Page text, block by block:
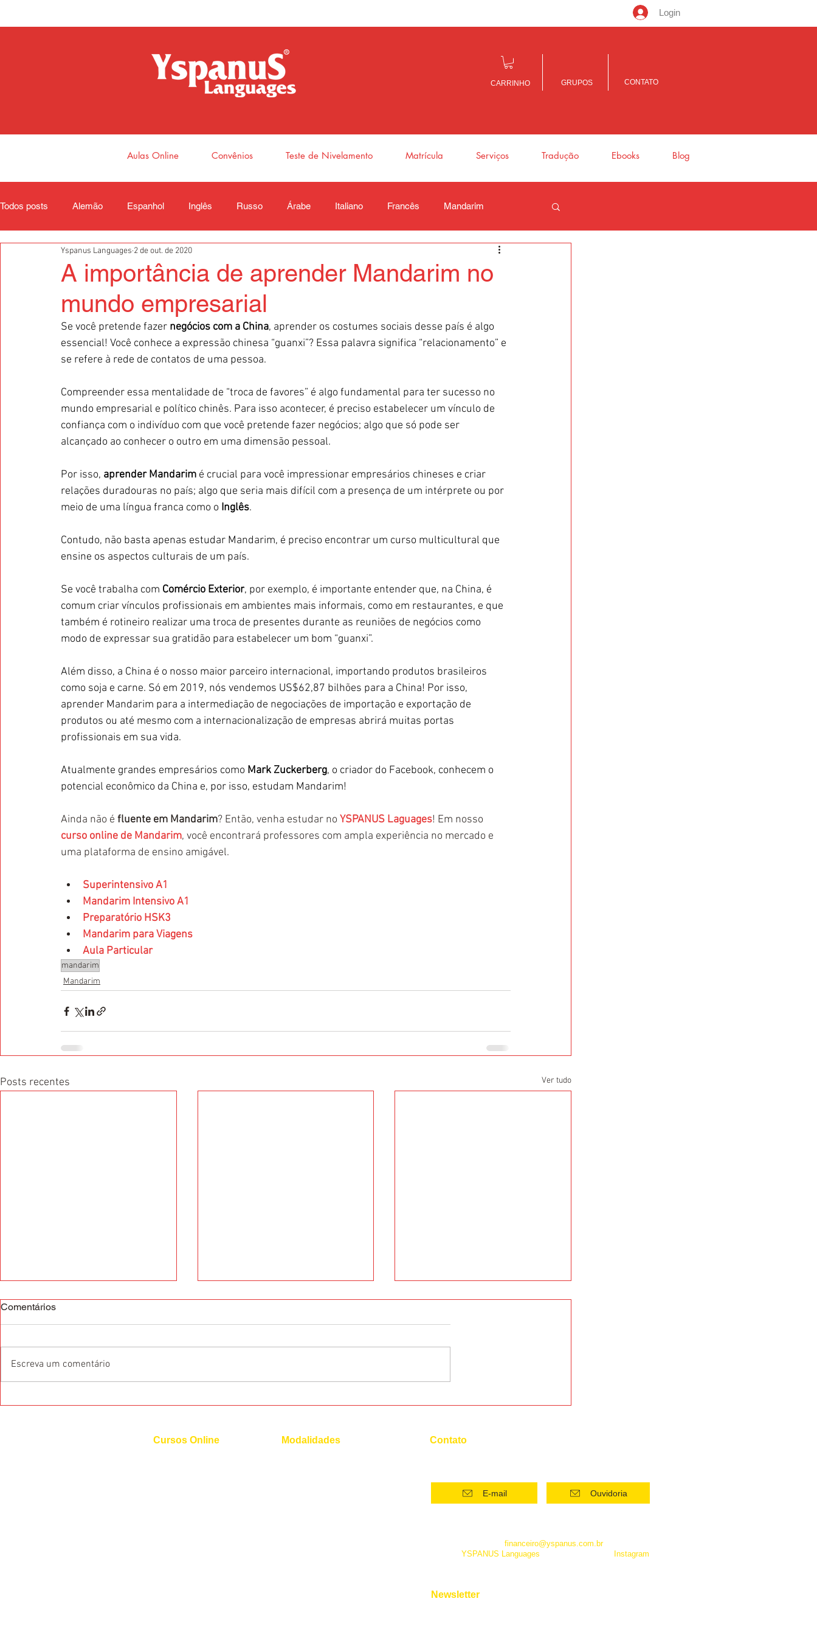
Login
CARRINHO GRUPOS CONTATO
Aulas Online Convênios Teste de Nivelamento Matrícula Serviços Tradução Ebooks Blog
Todos posts Alemão Espanhol Inglês Russo Árabe Italiano Francês Mandarim
A importância de aprender Mandarim no
mundo empresarial
Yspanus Languages 2 de out. de 2020
Se você pretende fazer negócios com a China, aprender os costumes sociais desse país é algo
essencial! Você conhece a expressão chinesa “guanxi”? Essa palavra significa “relacionamento” e
se refere à rede de contatos de uma pessoa.
Compreender essa mentalidade de “troca de favores” é algo fundamental para ter sucesso no
mundo empresarial e político chinês. Para isso acontecer, é preciso estabelecer um vínculo de
confiança com o indivíduo com que você pretende fazer negócios; algo que só pode ser
alcançado ao conhecer o outro em uma dimensão pessoal.
Por isso, aprender Mandarim é crucial para você impressionar empresários chineses e criar
relações duradouras no país; algo que seria mais difícil com a presença de um intérprete ou por
meio de uma língua franca como o Inglês.
Contudo, não basta apenas estudar Mandarim, é preciso encontrar um curso multicultural que
ensine os aspectos culturais de um país.
Se você trabalha com Comércio Exterior, por exemplo, é importante entender que, na China, é
comum criar vínculos profissionais em ambientes mais informais, como em restaurantes, e que
também é rotineiro realizar uma troca de presentes durante as reuniões de negócios como
modo de expressar sua gratidão para estabelecer um bom “guanxi”.
Além disso, a China é o nosso maior parceiro internacional, importando produtos brasileiros
como soja e carne. Só em 2019, nós vendemos US$62,87 bilhões para a China! Por isso,
aprender Mandarim para a intermediação de negociações de importação e exportação de
produtos ou até mesmo com a internacionalização de empresas abrirá muitas portas
profissionais em sua vida.
Atualmente grandes empresários como Mark Zuckerberg, o criador do Facebook, conhecem o
potencial econômico da China e, por isso, estudam Mandarim!
Ainda não é fluente em Mandarim? Então, venha estudar no YSPANUS Laguages! Em nosso
curso online de Mandarim, você encontrará professores com ampla experiência no mercado e
uma plataforma de ensino amigável.
Superintensivo A1
Mandarim Intensivo A1
Preparatório HSK3
Mandarim para Viagens
Aula Particular
mandarim
Mandarim
Posts recentes Ver tudo
Comentários
Escreva um comentário
Cursos Online Modalidades Contato
E-mail Ouvidoria
financeiro@yspanus.com.br, pela nossa
YSPANUS Languages
Instagram
Newsletter